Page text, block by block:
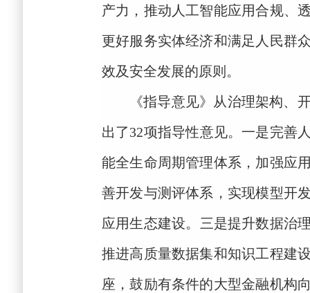
产力，推动人工智能应用合规、
更好服务实体经济和满足人民群
效及安全发展的原则。
《指导意见》从治理架构、
出了32项指导性意见。一是完善
能全生命周期管理体系，加强应
善开发与测评体系，实现模型开
应用生态建设。 三是提升数据治
推进高质量数据集和知识工程建
座，鼓励有条件的大型金融机构